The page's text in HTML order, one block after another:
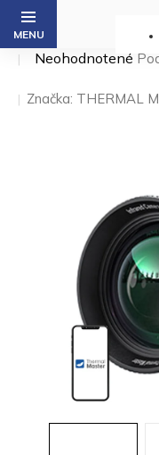
Prejsť
obsah
Priemerné
produktu
je
Neohodnotené
Značka: THERMAL